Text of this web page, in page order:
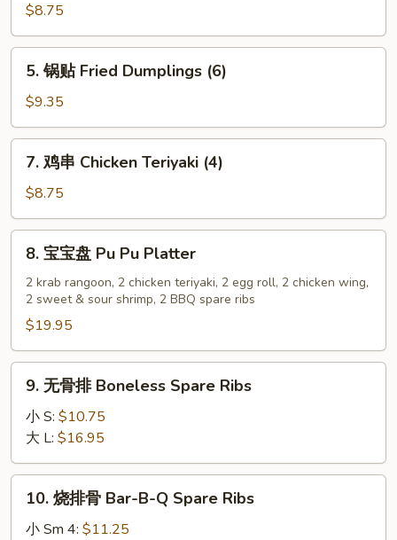
(10)
Steamed
Dumplings
(6)
$8.75
Fried
Dumplings
(6)
5. 锅贴 Fried Dumplings (6)
$9.35
Chicken
Teriyaki
(4)
7. 鸡串 Chicken Teriyaki (4)
$8.75
Pu
Pu
Platter
8. 宝宝盘 Pu Pu Platter
2 krab rangoon, 2 chicken teriyaki, 2 egg roll, 2 chicken wing,
2 sweet & sour shrimp, 2 BBQ spare ribs
$19.95
Boneless
Spare
Ribs
9. 无骨排 Boneless Spare Ribs
小 S: $10.75
大 L: $16.95
10. 烧排骨 Bar-B-Q Spare Ribs
小 Sm 4: $11.25